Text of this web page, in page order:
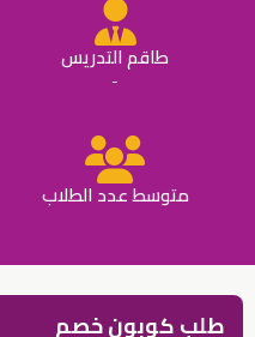
طاقم التدريس
-
متوسط عدد الطلاب
طلب كوبون خصم